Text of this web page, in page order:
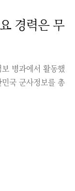
경력은 무
병과에서 활동했
국 군사정보를 총